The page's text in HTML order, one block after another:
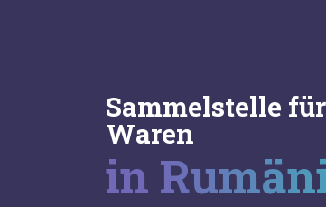
Sammelstelle
Waren
in